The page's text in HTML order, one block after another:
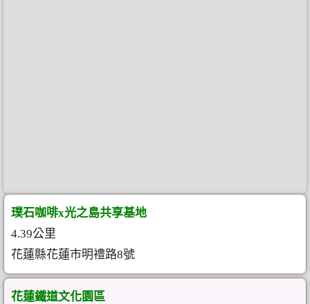
璞石咖啡x光之島共享基地
4.39公里
花蓮縣花蓮市明禮路8號
花蓮鐵道文化園區